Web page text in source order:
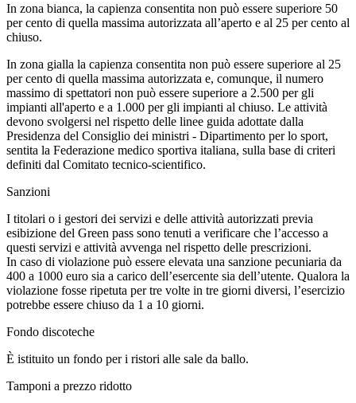
In zona bianca, la capienza consentita non può essere superiore 50
per cento di quella massima autorizzata all’aperto e al 25 per cento al
chiuso.
In zona gialla la capienza consentita non può essere superiore al 25
per cento di quella massima autorizzata e, comunque, il numero
massimo di spettatori non può essere superiore a 2.500 per gli
impianti all'aperto e a 1.000 per gli impianti al chiuso. Le attività
devono svolgersi nel rispetto delle linee guida adottate dalla
Presidenza del Consiglio dei ministri - Dipartimento per lo sport,
sentita la Federazione medico sportiva italiana, sulla base di criteri
definiti dal Comitato tecnico-scientifico.
Sanzioni
I titolari o i gestori dei servizi e delle attività autorizzati previa
esibizione del Green pass sono tenuti a verificare che l’accesso a
questi servizi e attività avvenga nel rispetto delle prescrizioni.
In caso di violazione può essere elevata una sanzione pecuniaria da
400 a 1000 euro sia a carico dell’esercente sia dell’utente. Qualora la
violazione fosse ripetuta per tre volte in tre giorni diversi, l’esercizio
potrebbe essere chiuso da 1 a 10 giorni.
Fondo discoteche
È istituito un fondo per i ristori alle sale da ballo.
Tamponi a prezzo ridotto